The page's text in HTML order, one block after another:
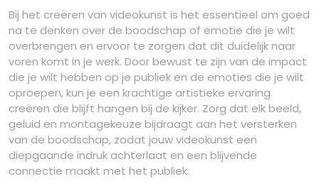
Bij het creëren van videokunst is het essentieel om goed
na te denken over de boodschap of emotie die je wilt
overbrengen en ervoor te zorgen dat dit duidelijk naar
voren komt in je werk. Door bewust te zijn van de impact
die je wilt hebben op je publiek en de emoties die je wilt
oproepen, kun je een krachtige artistieke ervaring
creëren die blijft hangen bij de kijker. Zorg dat elk beeld,
geluid en montagekeuze bijdraagt aan het versterken
van de boodschap, zodat jouw videokunst een
diepgaande indruk achterlaat en een blijvende
connectie maakt met het publiek.